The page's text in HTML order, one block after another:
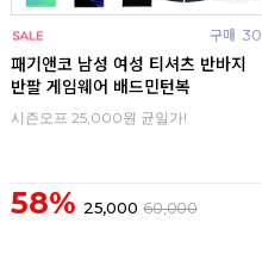
구매 30
패기앤코 남성 여성 티셔츠 반바지
반팔 게임웨어 배드민턴복
시즌오프 25,000원 균일가!
58% 25,000 60,000